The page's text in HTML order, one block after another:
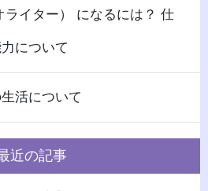
ライター） になるには？ 仕
について
活について
近の記事